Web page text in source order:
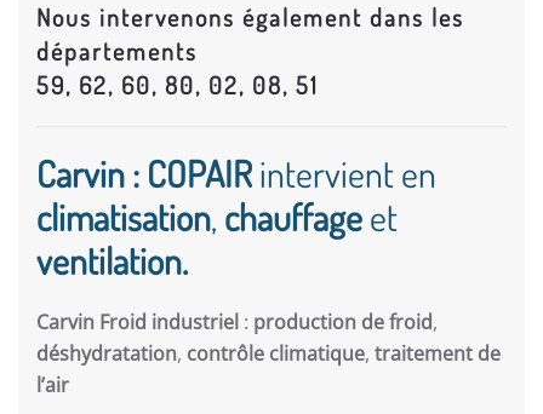
Nous intervenons également dans les
départements
59, 62, 60, 80, 02, 08, 51
Carvin : COPAIRintervient en
climatisation, chauffageet
ventilation.
Carvin Froid industriel : production de froid,
déshydratation, contrôle climatique, traitement de
l’air